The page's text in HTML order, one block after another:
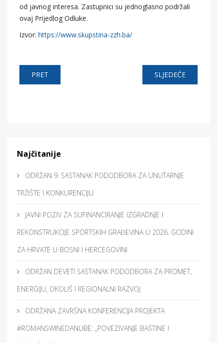
od javnog interesa. Zastupnici su jednoglasno podržali
ovaj Prijedlog Odluke.
Izvor: https://www.skupstina-zzh.ba/
PRET SLJEDEĆE
Najčitanije
ODRŽAN 9. SASTANAK PODODBORA ZA UNUTARNJE
TRŽIŠTE I KONKURENCIJU
JAVNI POZIV ZA SUFINANCIRANJE IZGRADNJE I
REKONSTRUKCIJE SPORTSKIH GRAĐEVINA U 2026. GODINI
ZA HRVATE U BOSNI I HERCEGOVINI
ODRŽAN DEVETI SASTANAK PODODBORA ZA PROMET,
ENERGIJU, OKOLIŠ I REGIONALNI RAZVOJ
ODRŽANA ZAVRŠNA KONFERENCIJA PROJEKTA
#ROMANSWINEDANUBE: „POVEZIVANJE BAŠTINE I